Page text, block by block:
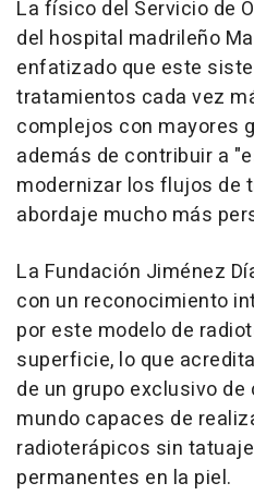
La físico del Servicio de
del hospital madrileño
enfatizado que este
tratamientos cada vez
complejos con mayores
además de contribuir a
modernizar los flujos de
abordaje mucho más
La Fundación Jiménez
con un reconocimiento
por este modelo de
superficie, lo que
de un grupo exclusivo
mundo capaces de
radioterápicos sin
permanentes en la piel.